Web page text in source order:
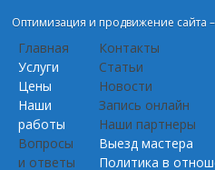
Оптимизация и продвижение сайта
Главная
Услуги
Цены
Наши
работы
Вопросы
и ответы
Контакты
Статьи
Новости
Запись онлайн
Наши партнеры
Выезд мастера
Политика в